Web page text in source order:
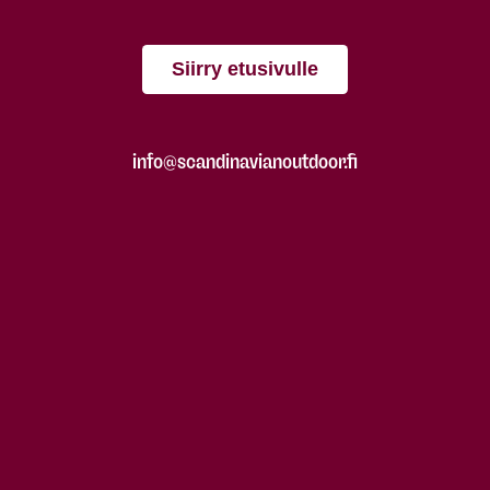
Siirry etusivulle
info@scandinavianoutdoor.fi